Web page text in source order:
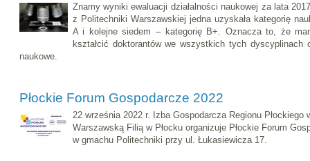
Znamy wyniki ewaluacji działalności naukowej za lata
z Politechniki Warszawskiej jedna uzyskała kategorię
A i kolejne siedem – kategorię B+. Oznacza to, że
kształcić doktorantów we wszystkich tych dyscyplinach
naukowe.
Płockie Forum Gospodarcze 2022
22 września 2022 r. Izba Gospodarcza Regionu Płockiego
Warszawską Filią w Płocku organizuje Płockie Forum
w gmachu Politechniki przy ul. Łukasiewicza 17.